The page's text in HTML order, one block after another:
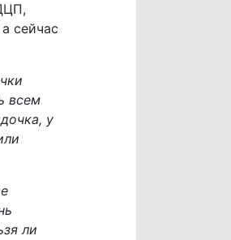
сейчас
всем
у
ли